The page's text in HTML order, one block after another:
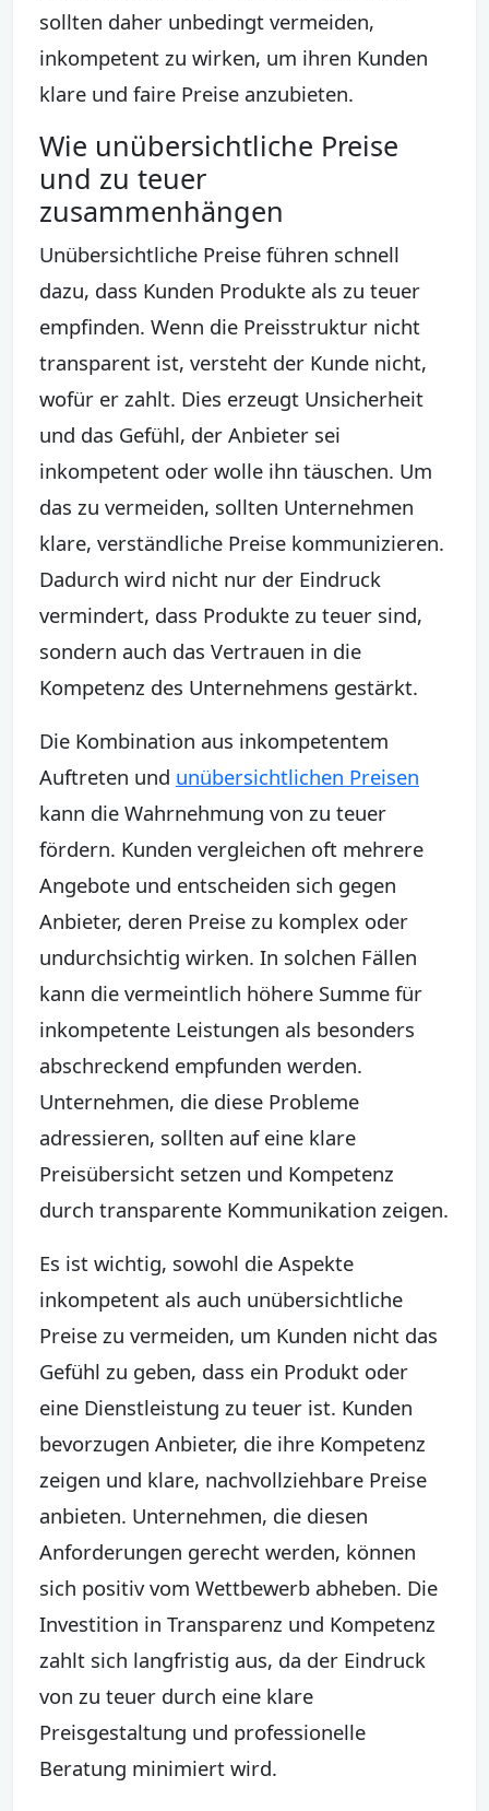
sollten daher unbedingt vermeiden,
inkompetent zu wirken, um ihren Kunden
klare und faire Preise anzubieten.
Wie unübersichtliche Preise
und zu teuer
zusammenhängen
Unübersichtliche Preise führen schnell
dazu, dass Kunden Produkte als zu teuer
empfinden. Wenn die Preisstruktur nicht
transparent ist, versteht der Kunde nicht,
wofür er zahlt. Dies erzeugt Unsicherheit
und das Gefühl, der Anbieter sei
inkompetent oder wolle ihn täuschen. Um
das zu vermeiden, sollten Unternehmen
klare, verständliche Preise kommunizieren.
Dadurch wird nicht nur der Eindruck
vermindert, dass Produkte zu teuer sind,
sondern auch das Vertrauen in die
Kompetenz des Unternehmens gestärkt.
Die Kombination aus inkompetentem
Auftreten und unübersichtlichen Preisen
kann die Wahrnehmung von zu teuer
fördern. Kunden vergleichen oft mehrere
Angebote und entscheiden sich gegen
Anbieter, deren Preise zu komplex oder
undurchsichtig wirken. In solchen Fällen
kann die vermeintlich höhere Summe für
inkompetente Leistungen als besonders
abschreckend empfunden werden.
Unternehmen, die diese Probleme
adressieren, sollten auf eine klare
Preisübersicht setzen und Kompetenz
durch transparente Kommunikation zeigen.
Es ist wichtig, sowohl die Aspekte
inkompetent als auch unübersichtliche
Preise zu vermeiden, um Kunden nicht das
Gefühl zu geben, dass ein Produkt oder
eine Dienstleistung zu teuer ist. Kunden
bevorzugen Anbieter, die ihre Kompetenz
zeigen und klare, nachvollziehbare Preise
anbieten. Unternehmen, die diesen
Anforderungen gerecht werden, können
sich positiv vom Wettbewerb abheben. Die
Investition in Transparenz und Kompetenz
zahlt sich langfristig aus, da der Eindruck
von zu teuer durch eine klare
Preisgestaltung und professionelle
Beratung minimiert wird.